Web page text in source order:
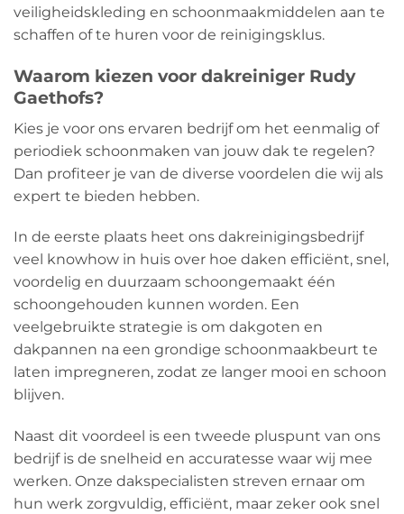
veiligheidskleding en schoonmaakmiddelen aan te
schaffen of te huren voor de reinigingsklus.
Waarom kiezen voor dakreiniger Rudy
Gaethofs?
Kies je voor ons ervaren bedrijf om het eenmalig of
periodiek schoonmaken van jouw dak te regelen?
Dan profiteer je van de diverse voordelen die wij als
expert te bieden hebben.
In de eerste plaats heet ons dakreinigingsbedrijf
veel knowhow in huis over hoe daken efficiënt, snel,
voordelig en duurzaam schoongemaakt één
schoongehouden kunnen worden. Een
veelgebruikte strategie is om dakgoten en
dakpannen na een grondige schoonmaakbeurt te
laten impregneren, zodat ze langer mooi en schoon
blijven.
Naast dit voordeel is een tweede pluspunt van ons
bedrijf is de snelheid en accuratesse waar wij mee
werken. Onze dakspecialisten streven ernaar om
hun werk zorgvuldig, efficiënt, maar zeker ook snel